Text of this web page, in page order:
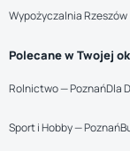
Wypożyczalnia Rzeszów
Polecane w Twojej
Rolnictwo — PoznańDla
Sport i Hobby — Poznań